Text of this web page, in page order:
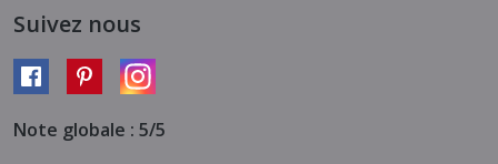
Suivez nous
Note globale : 5/5